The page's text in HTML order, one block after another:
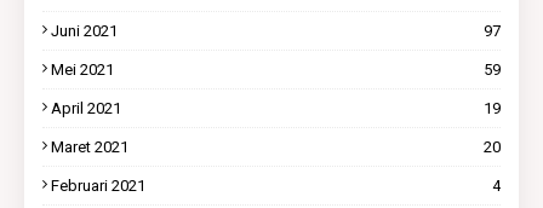
Juni 2021 97
Mei 2021 59
April 2021 19
Maret 2021 20
Februari 2021 4